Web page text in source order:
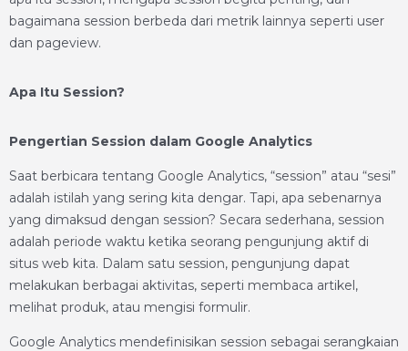
bagaimana session berbeda dari metrik lainnya seperti user
dan pageview.
Apa Itu Session?
Pengertian Session dalam Google Analytics
Saat berbicara tentang Google Analytics, “session” atau “sesi”
adalah istilah yang sering kita dengar. Tapi, apa sebenarnya
yang dimaksud dengan session? Secara sederhana, session
adalah periode waktu ketika seorang pengunjung aktif di
situs web kita. Dalam satu session, pengunjung dapat
melakukan berbagai aktivitas, seperti membaca artikel,
melihat produk, atau mengisi formulir.
Google Analytics mendefinisikan session sebagai serangkaian